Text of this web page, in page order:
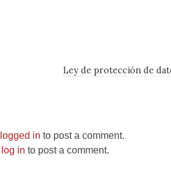
Ley de protección de
logged in to post a comment.
log in to post a comment.